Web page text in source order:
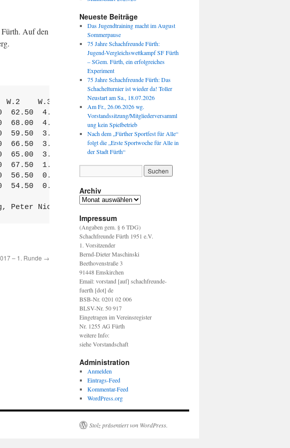
Fürth. Auf den
W.3    R1    R2    R3    R4    R5
4.00  2s1   5w1   3s1   8w1   6s½
4.00  1w0   8s1   7w1   4s1   3w1
3.00  7w1   4s1   1w0   6w1   2s0
3.00  8s1   3w0   5s1   2w0   7s1
3.00  6s1   1s0   4w0   7w1   8s1
1.00  5w0   7s0.5 8w1   3s0   1w½
0.00  3s0   6w0.5 2s0   5s0   4w0
0.00  4w0   2w0   6s0   1s0   5w0
W.1=Buchholz W.2=Wertungswertung W.3=Gewinnpartien-Wertung, Peter Nickmann, 28.01.2017
– 1. Runde →
Neueste Beiträge
Das Jugendtraining macht im August
Sommerpause
75 Jahre Schachfreunde Fürth:
Jugend-Vergleichswettkampf SF Fürth
– SGem. Fürth, ein erfolgreiches
Experiment
75 Jahre Schachfreunde Fürth: Das
Schachelturnier ist wieder da! Toller
Neustart am Sa., 18.07.2026
Am Fr., 26.06.2026 wg.
Vorstandssitzung/Mitgliederversamml
ung kein Spielbetrieb
Nach dem „Fürther Sportfest für Alle“
folgt die „Erste Sportwoche für Alle in
der Stadt Fürth“
Archiv
Archiv
Impressum
(Angaben gem. § 6 TDG)
Schachfreunde Fürth 1951 e.V.
1. Vorsitzender
Bernd-Dieter Maschinski
Beethovenstraße 3
91448 Emskirchen
Email: vorstand [auf] schachfreunde-
fuerth [dot] de
BSB-Nr. 0201 02 006
BLSV-Nr. 50 917
Eingetragen im Vereinsregister
Nr. 1255 AG Fürth
weitere Info:
siehe Vorstandschaft
Administration
Anmelden
Eintrags-Feed
Kommentar-Feed
WordPress.org
Stolz präsentiert von WordPress.